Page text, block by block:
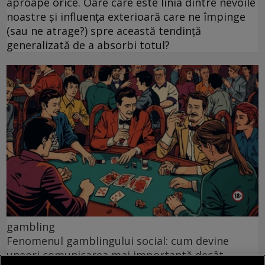
noastre și influența exterioară care ne împinge
(sau ne atrage?) spre această tendință
generalizată de a absorbi totul?
gambling
Fenomenul gamblingului social: cum devine
uneori comunicarea mai importantă decât